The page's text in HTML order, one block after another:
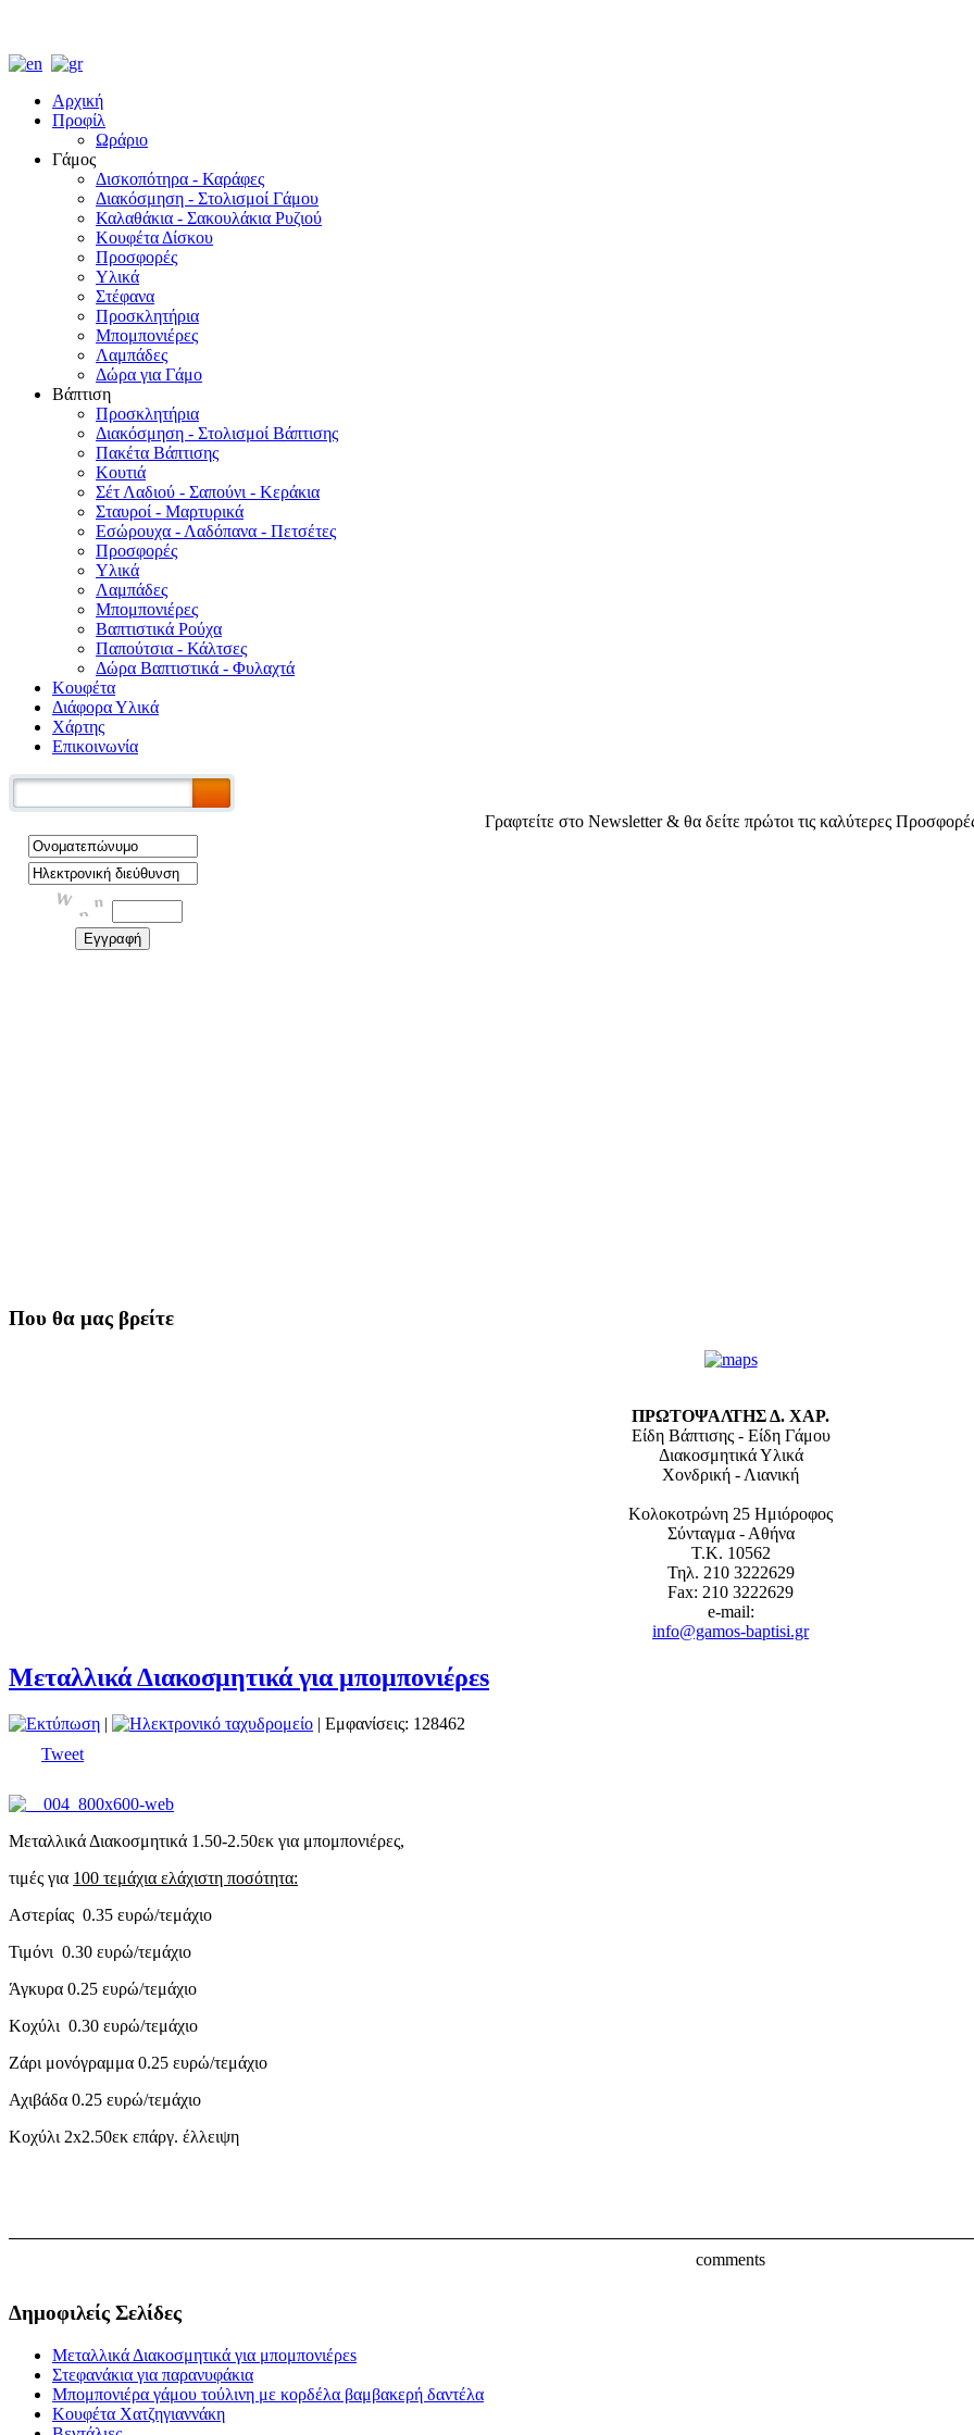
Αρχική
Προφίλ
Ωράριο
Γάμος
Δισκοπότηρα - Καράφες
Διακόσμηση - Στολισμοί Γάμου
Καλαθάκια - Σακουλάκια Ρυζιού
Κουφέτα Δίσκου
Προσφορές
Υλικά
Στέφανα
Προσκλητήρια
Μπομπονιέρες
Λαμπάδες
Δώρα για Γάμο
Βάπτιση
Προσκλητήρια
Διακόσμηση - Στολισμοί Βάπτισης
Πακέτα Βάπτισης
Κουτιά
Σέτ Λαδιού - Σαπούνι - Κεράκια
Σταυροί - Μαρτυρικά
Εσώρουχα - Λαδόπανα - Πετσέτες
Προσφορές
Υλικά
Λαμπάδες
Μπομπονιέρες
Βαπτιστικά Ρούχα
Παπούτσια - Κάλτσες
Δώρα Βαπτιστικά - Φυλαχτά
Κουφέτα
Διάφορα Υλικά
Χάρτης
Επικοινωνία
Γραφτείτε στο Νewsletter & θα δείτε πρώτοι τις καλύτερες
Που θα μας βρείτε
ΠΡΩΤΟΨΑΛΤΗΣ Δ. ΧΑΡ.
Είδη Βάπτισης - Είδη Γάμου
Διακοσμητικά Υλικά
Χονδρική - Λιανική
Κολοκοτρώνη 25 Ημιόροφος
Σύνταγμα - Αθήνα
Τ.Κ. 10562
Τηλ. 210 3222629
Fax: 210 3222629
e-mail:
info@gamos-baptisi.gr
Μεταλλικά Διακοσμητικά για μπομπονιέρεs
|
| Εμφανίσεις: 128462
Tweet
Μεταλλικά Διακοσμητικά 1.50-2.50εκ για μπομπονιέρες,
τιμές για 100 τεμάχια ελάχιστη ποσότητα:
Αστερίας 0.35 ευρώ/τεμάχιο
Τιμόνι 0.30 ευρώ/τεμάχιο
Άγκυρα 0.25 ευρώ/τεμάχιο
Κοχύλι 0.30 ευρώ/τεμάχιο
Ζάρι μονόγραμμα 0.25 ευρώ/τεμάχιο
Αχιβάδα 0.25 ευρώ/τεμάχιο
Κοχύλι 2x2.50εκ επάργ. έλλειψη
comments
Δημοφιλείς Σελίδες
Μεταλλικά Διακοσμητικά για μπομπονιέρεs
Στεφανάκια για παρανυφάκια
Μπομπονιέρα γάμου τούλινη με κορδέλα βαμβακερή δαντέλα
Κουφέτα Χατζηγιαννάκη